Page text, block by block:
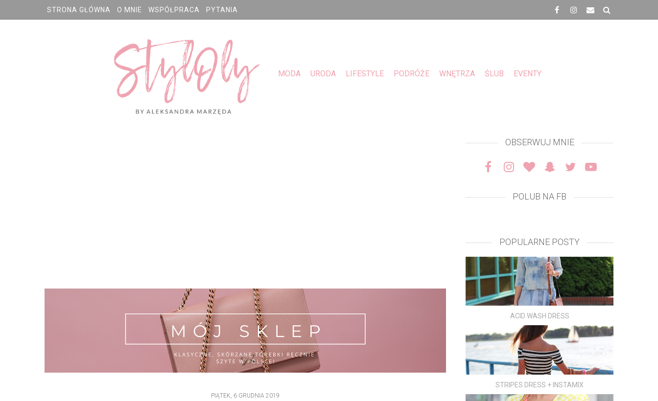
STRONA GŁÓWNA O MNIE WSPÓŁPRACA PYTANIA
MODA URODA LIFESTYLE PODRÓŻE WNĘTRZA ŚLUB EVENTY
PIĄTEK, 6 GRUDNIA 2019
OBSERWUJ MNIE
POLUB NA FB
POPULARNE POSTY
ACID WASH DRESS
STRIPES DRESS + INSTAMIX